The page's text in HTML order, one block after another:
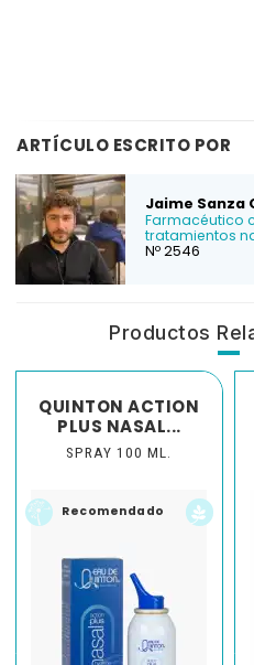
ARTÍCULO ESCRITO POR
Jaime Sanza
Farmacéutico
tratamientos
Nº 2546
Productos
QUINTON ACTION
PLUS NASAL...
SPRAY 100 ML.
Recomendado